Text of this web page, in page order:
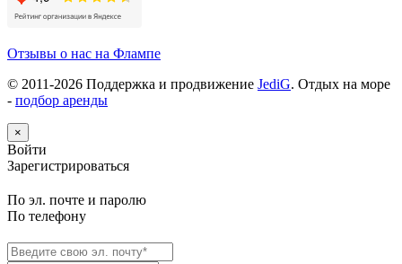
Отзывы о нас на Флампе
© 2011-2026 Поддержка и продвижение JediG. Отдых на море
- подбор аренды
×
Войти
Зарегистрироваться
По эл. почте и паролю
По телефону